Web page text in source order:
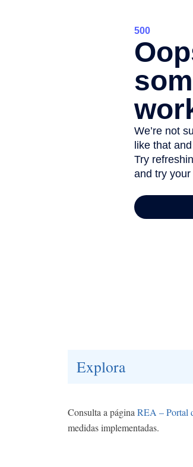
Explora
Consulta a páginaREA – Portal
medidas implementadas.